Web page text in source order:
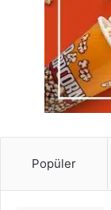
Popüler